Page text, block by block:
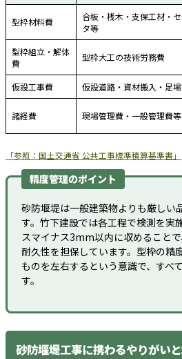
型枠材料費
合板・桟木・支保工材・
タ等
型枠組立・解体
費
型枠大工の技術労務費
仮設工事費 仮設道路・資材搬入・足
諸経費 現場管理費・一般管理費等
「参照：国土交通省 公共工事標準積算基準書」
精度管理のポイント
砂防堰堤は一般建築物よりも厳しい
す。竹下建設では各工程で検測を実
スマイナス3mm以内に収めること
耐久性を担保しています。型枠の精
ものを左右するという意識で、すべ
す。
砂防堰堤工事に携わるやりがい